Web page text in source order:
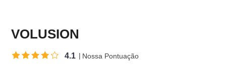
VOLUSION
4.1 Nossa Pontuação